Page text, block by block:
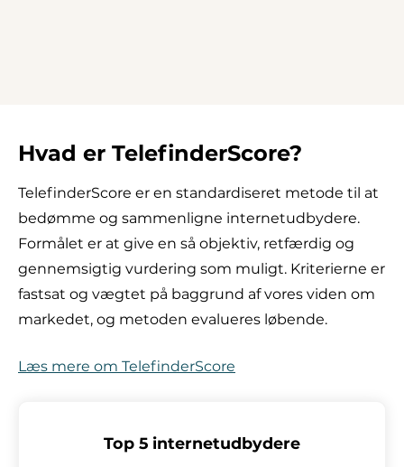
Hvad er TelefinderScore?
TelefinderScore er en standardiseret metode til at
bedømme og sammenligne internetudbydere.
Formålet er at give en så objektiv, retfærdig og
gennemsigtig vurdering som muligt. Kriterierne er
fastsat og vægtet på baggrund af vores viden om
markedet, og metoden evalueres løbende.
Læs mere om TelefinderScore
Top 5 internetudbydere